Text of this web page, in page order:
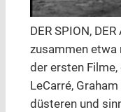
DER SPION,
zusammen etwa
der ersten Filme,
LeCarré,
düsteren und